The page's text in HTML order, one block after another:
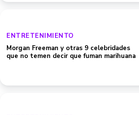
ENTRETENIMIENTO
Morgan Freeman y otras 9 celebridades
que no temen decir que fuman marihuana